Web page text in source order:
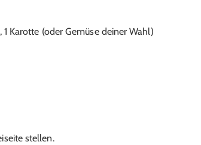
1 Karotte (oder Gemüse deiner Wahl)
stellen.